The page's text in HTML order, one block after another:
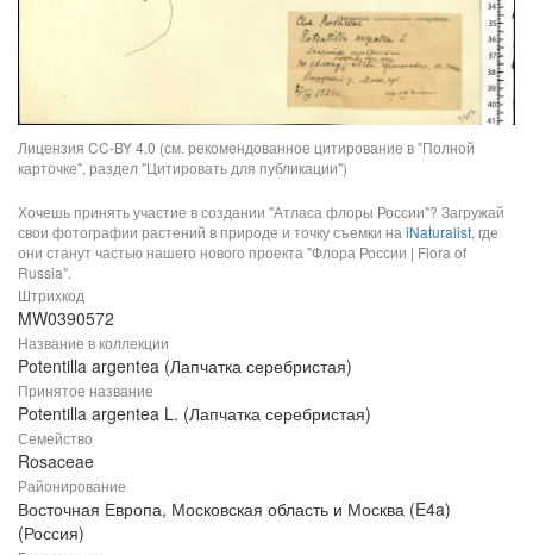
Лицензия CC-BY 4.0 (см. рекомендованное цитирование в "Полной
карточке", раздел "Цитировать для публикации")
Хочешь принять участие в создании "Атласа флоры России"? Загружай
свои фотографии растений в природе и точку съемки на iNaturalist, где
они станут частью нашего нового проекта "Флора России | Flora of
Russia".
Штрихкод
MW0390572
Название в коллекции
Potentilla argentea (Лапчатка серебристая)
Принятое название
Potentilla argentea L. (Лапчатка серебристая)
Семейство
Rosaceae
Районирование
Восточная Европа, Московская область и Москва (E4a)
(Россия)